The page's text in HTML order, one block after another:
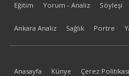
Eğitim Yorum - Analiz Söyleşi
Ankara Analiz Sağlık Portre
Anasayfa Künye Çerez Politikası